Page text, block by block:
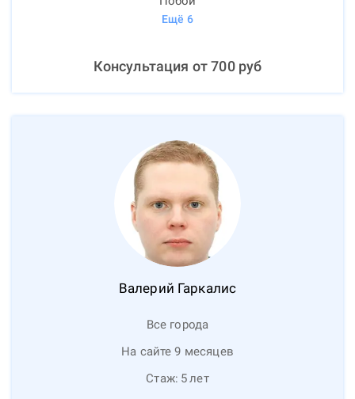
Ещё 6
Консультация от700руб
Валерий Гаркалис
Все города
На сайте 9 месяцев
Стаж: 5лет